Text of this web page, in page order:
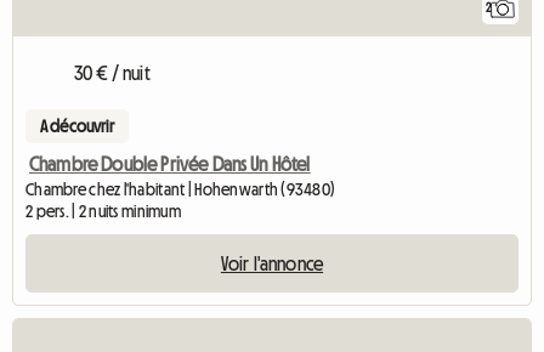
2
30 € / nuit
A découvrir
Chambre Double Privée Dans Un Hôtel
Chambre chez l'habitant | Hohenwarth (93480)
2 pers. | 2 nuits minimum
Voir l'annonce